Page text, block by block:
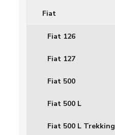
Fiat
Fiat 126
Fiat 127
Fiat 500
Fiat 500 L
Fiat 500 L Trekking